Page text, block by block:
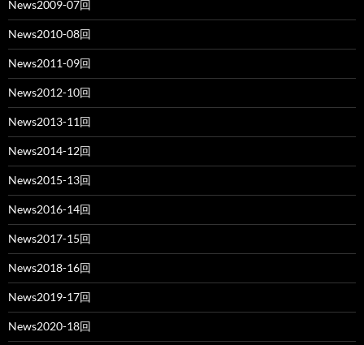
News2009-07回
News2010-08回
News2011-09回
News2012-10回
News2013-11回
News2014-12回
News2015-13回
News2016-14回
News2017-15回
News2018-16回
News2019-17回
News2020-18回